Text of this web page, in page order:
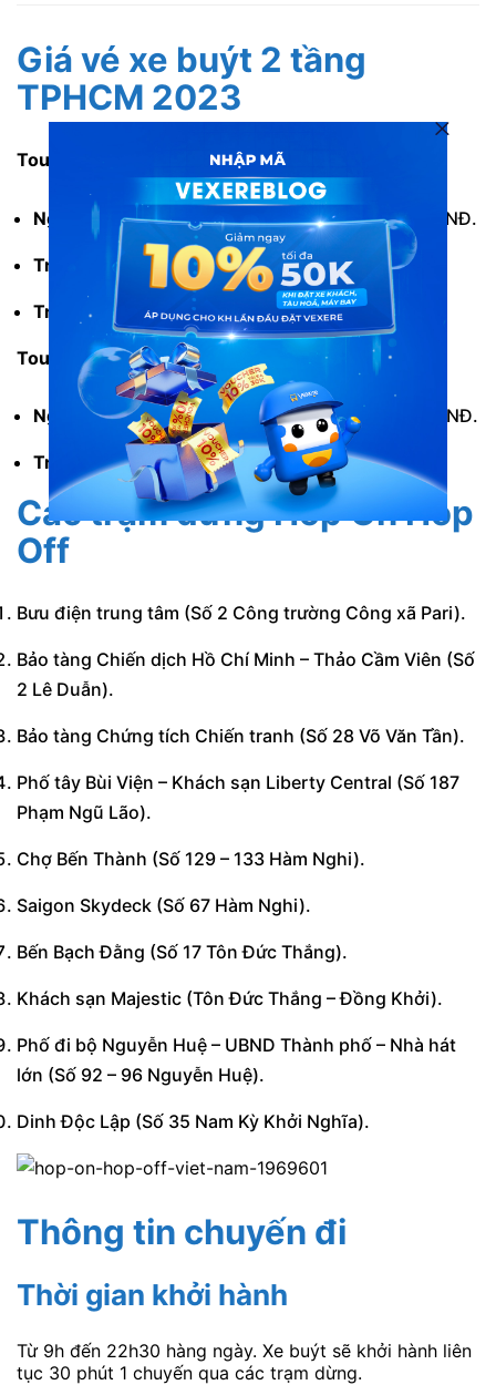
Giá vé xe buýt 2 tầng
TPHCM 2023
Tour tham quan 1h:
Người lớn và trẻ em từ 12 tuổi trở lên:149.000 VNĐ.
Trẻ em từ 5 đến dưới 12 tuổi: 99.000 VNĐ.
Trẻ em từ 2 đén dưới 5 tuổi:50.000 VNĐ.
Tour tham quan 24h:
Người lớn và trẻ em từ 12 tuổi trở lên:475.000 VNĐ.
Trẻ em từ 2 đến dưới 12 tuổi: 330.000 VNĐ.
Các trạm dừng Hop On Hop
Off
Bưu điện trung tâm (Số 2 Công trường Công xã Pari).
Bảo tàng Chiến dịch Hồ Chí Minh – Thảo Cầm Viên (Số
2 Lê Duẫn).
Bảo tàng Chứng tích Chiến tranh (Số 28 Võ Văn Tần).
Phố tây Bùi Viện – Khách sạn Liberty Central (Số 187
Phạm Ngũ Lão).
Chợ Bến Thành (Số 129 – 133 Hàm Nghi).
Saigon Skydeck (Số 67 Hàm Nghi).
Bến Bạch Đằng (Số 17 Tôn Đức Thắng).
Khách sạn Majestic (Tôn Đức Thắng – Đồng Khởi).
Phố đi bộ Nguyễn Huệ – UBND Thành phố – Nhà hát
lớn (Số 92 – 96 Nguyễn Huệ).
Dinh Độc Lập (Số 35 Nam Kỳ Khởi Nghĩa).
Thông tin chuyến đi
Thời gian khởi hành
Từ 9h đến 22h30 hàng ngày. Xe buýt sẽ khởi hành liên
tục 30 phút 1 chuyến qua các trạm dừng.